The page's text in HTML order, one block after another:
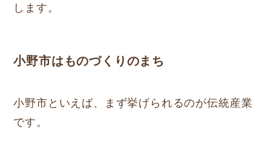
します。
小野市はものづくりのまち
小野市といえば、まず挙げられるのが伝統産業
です。